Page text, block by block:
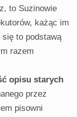
to Suzinowie
każąc im
się to podstawą
razem
opisu starych
przez
pisowni